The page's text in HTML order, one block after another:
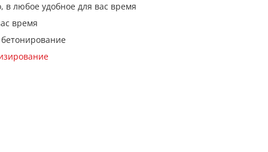
в любое удобное для вас время
время